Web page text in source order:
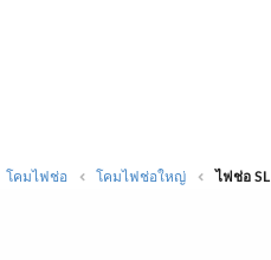
โคมไฟช่อ โคมไฟช่อใหญ่ ไฟช่อ